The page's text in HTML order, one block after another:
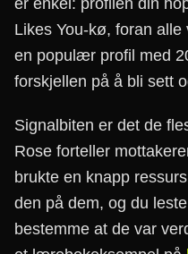
er enkel: profilen din
Likes You-kø, foran
en populær profil med
forskjellen på å bli sett
Signalbiten er det de
Rose forteller
brukte en knapp
den på dem, og du
bestemme at de var